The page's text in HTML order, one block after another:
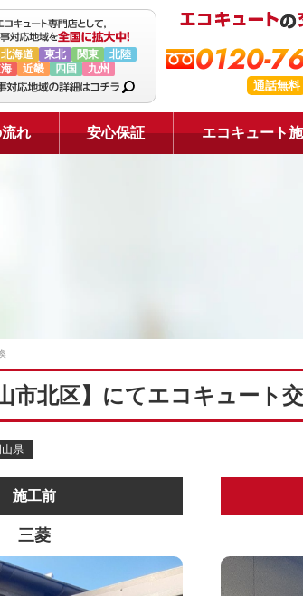
北海道 東北 関東
北陸
近畿 四国 九州 0120-
通話無料
れ 安心保証 エコキュート
市北区】にてエコキュート
山県
施工前
三菱